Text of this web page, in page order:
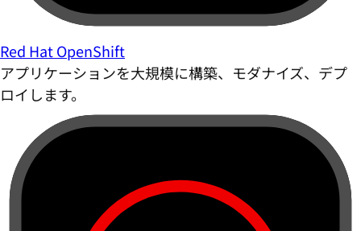
Red Hat OpenShift
アプリケーションを大規模に構築、モダナイズ、デプ
ロイします。